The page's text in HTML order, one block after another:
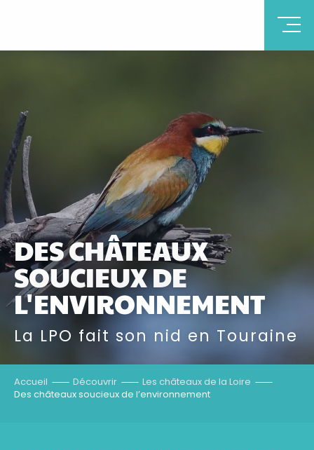
DES CHÂTEAUX
SOUCIEUX DE
L'ENVIRONNEMENT
La LPO fait son nid en Touraine
Accueil Découvrir
Les châteaux de la Loire
Des châteaux soucieux de l’environnement